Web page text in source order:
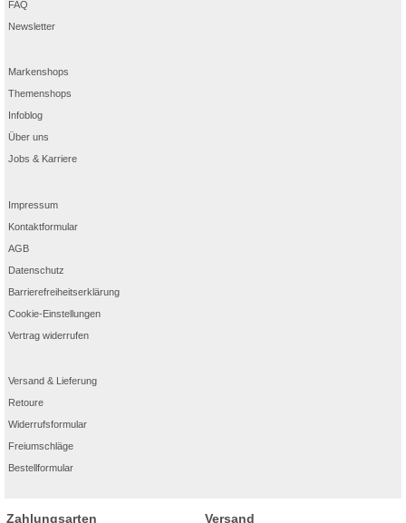
FAQ
Newsletter
Markenshops
Themenshops
Infoblog
Über uns
Jobs & Karriere
Impressum
Kontaktformular
AGB
Datenschutz
Barrierefreiheitserklärung
Cookie-Einstellungen
Vertrag widerrufen
Versand & Lieferung
Retoure
Widerrufsformular
Freiumschläge
Bestellformular
Zahlungsarten Versand